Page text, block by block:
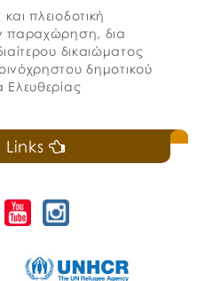
πλειοδοτική
παραχώρηση, δια
δικαιώματος
δημοτικού
Links